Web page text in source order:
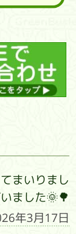
まいりまし
ました🌞🌳
年3月17日